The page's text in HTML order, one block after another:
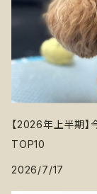
【2026年上半期】
TOP10
2026/7/17